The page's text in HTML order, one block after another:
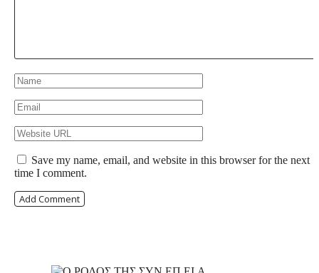
Save my name, email, and website in this browser for the next
time I comment.